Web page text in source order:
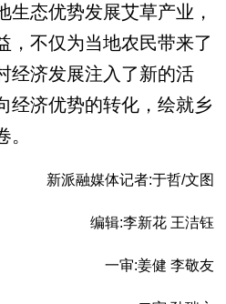
生态优势发展艾草产业，
，不仅为当地农民带来了
经济发展注入了新的活
经济优势的转化，绘就乡
新派融媒体记者:于哲/文图
编辑:李新花 王洁钰
一审:姜健 李敬友